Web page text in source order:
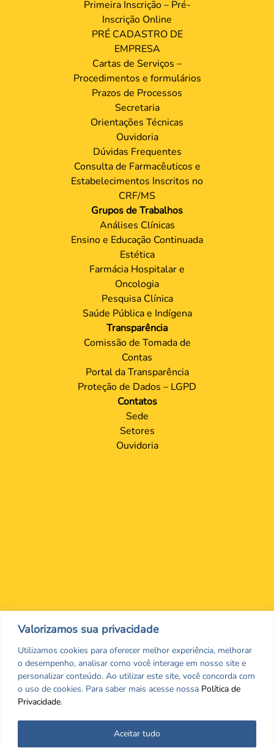
Valorizamos sua privacidade
Utilizamos cookies para oferecer melhor experiência, melhorar
o desempenho, analisar como você interage em nosso site e
personalizar conteúdo. Ao utilizar este site, você concorda com
o uso de cookies. Para saber mais acesse nossa Política de
Privacidade.
Aceitar tudo
Primeira Inscrição – Pré-
Inscrição Online
PRÉ CADASTRO DE
EMPRESA
Cartas de Serviços –
Procedimentos e formulários
Prazos de Processos
Secretaria
Orientações Técnicas
Ouvidoria
Dúvidas Frequentes
Consulta de Farmacêuticos e
Estabelecimentos Inscritos no
CRF/MS
Grupos de Trabalhos
Análises Clínicas
Ensino e Educação Continuada
Estética
Farmácia Hospitalar e
Oncologia
Pesquisa Clínica
Saúde Pública e Indígena
Transparência
Comissão de Tomada de
Contas
Portal da Transparência
Proteção de Dados – LGPD
Contatos
Sede
Setores
Ouvidoria